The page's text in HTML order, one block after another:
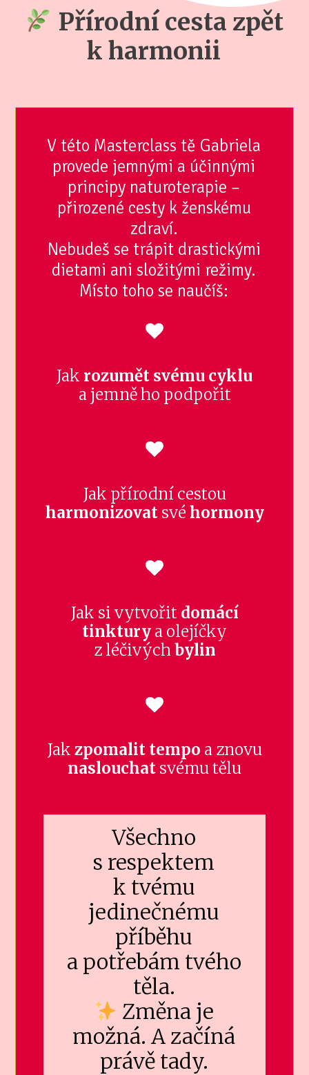
Přírodní cesta zpět
k harmonii
V této Masterclass tě Gabriela
provede jemnými a účinnými
principy naturoterapie –
přirozené cesty k ženskému
zdraví.
Nebudeš se trápit drastickými
dietami ani složitými režimy.
Místo toho se naučíš:
Jak rozumět svému cyklu
a jemně ho podpořit
Jak přírodní cestou
harmonizovatsvé hormony
Jak si vytvořit domácí
tinktury a olejíčky
z léčivých bylin
Jak zpomalit tempo a znovu
naslouchat svému tělu
Všechno
s respektem
k tvému
jedinečnému
příběhu
a potřebám tvého
těla.
Změna je
možná. A začíná
právě tady.